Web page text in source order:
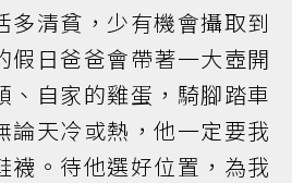
清貧，少有機會攝取到
假日爸爸會帶著一大壺開
、自家的雞蛋，騎腳踏車
論天冷或熱，他一定要我
襪。待他選好位置，為我